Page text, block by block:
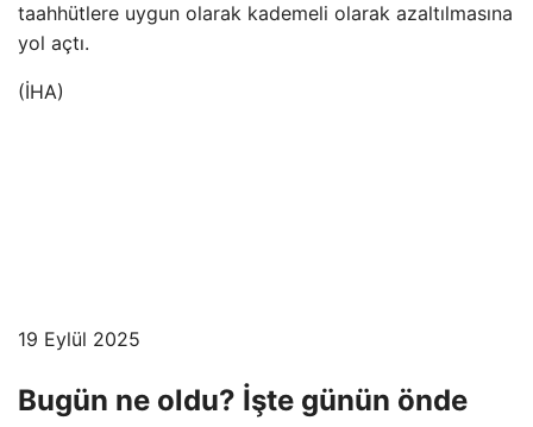
taahhütlere uygun olarak kademeli olarak azaltılmasına
yol açtı.
(İHA)
19 Eylül 2025
Bugün ne oldu? İşte günün önde